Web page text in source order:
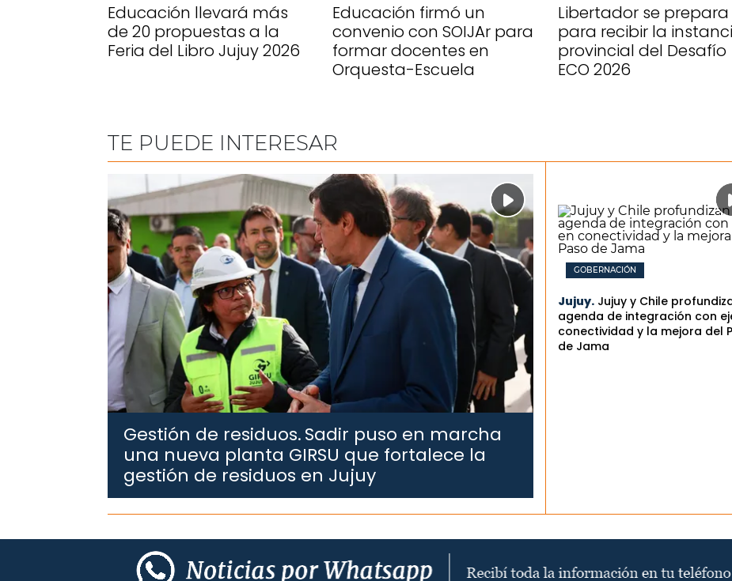
Educación llevará más
de 20 propuestas a la
Feria del Libro Jujuy 2026
Educación firmó un
convenio con SOIJAr para
formar docentes en
Orquesta-Escuela
Libertador se prepara
para recibir la
provincial del Desafío
ECO 2026
TE PUEDE INTERESAR
Gestión de residuos.Sadir puso en marcha
una nueva planta GIRSU que fortalece la
gestión de residuos en Jujuy
GOBERNACIÓN
Jujuy. Jujuy y Chile
agenda de integración con
conectividad y la mejora del
de Jama